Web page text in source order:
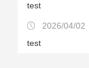
test
2026/04/02
test